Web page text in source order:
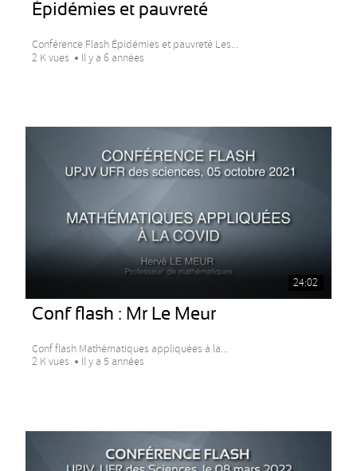
Épidémies et pauvreté
Conférence Flash Épidémies et pauvreté Les...
2 K vues
Il y a 6 années
24:02
Conf flash : Mr Le Meur
Conf flash Mathématiques appliquées à la...
2 K vues
Il y a 5 années